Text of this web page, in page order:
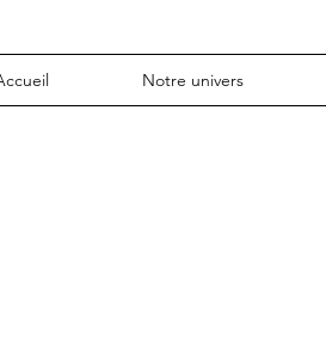
Notre univers